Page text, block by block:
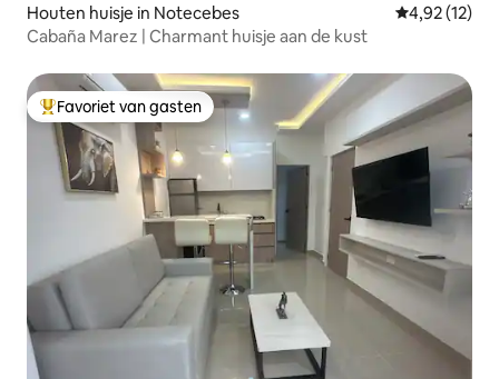
Houten huisje in Notecebes Gemiddelde
4,92 (12)
Cabaña Marez | Charmant huisje aan de kust
Topfavoriet van gasten
Favoriet van gasten